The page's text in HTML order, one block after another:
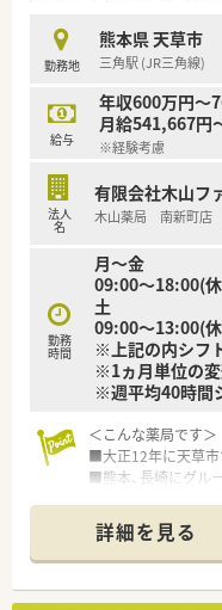
■月に1度、全店の
共有や研修を行って
■地域支援体制加算
積極的に取り組んで
勤務地
熊本県 天草市
三角駅 (JR三角線)
給与
年収600万円～
月給541,667円
※経験考慮
法人
名
有限会社木山フ
木山薬局 南新町店
勤務
時間
月～金
09:00～18:00(
土
09:00～13:00(
※上記の内シフ
※1ヵ月単位の
※週平均40時間
＜こんな薬局です＞
■大正12年に天草市
■熊本、長崎にグル
■月1回、木山薬局
い薬剤師のレベル
■全店でピッキング
ます。
詳細を見る